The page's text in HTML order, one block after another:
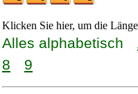
Klicken Sie hier, um die
Alles alphabetisch
8
9